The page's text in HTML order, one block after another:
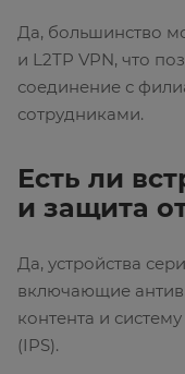
Да, большинство
и L2TP VPN, что
соединение с
сотрудниками.
Есть ли
и защита
Да, устройства
включающие
контента и
(IPS).